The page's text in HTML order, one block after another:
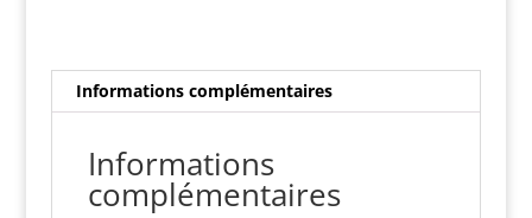
Informations complémentaires
Informations
complémentaires